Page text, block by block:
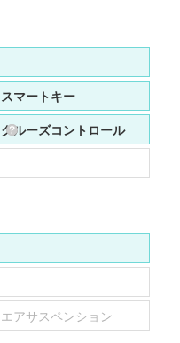
スマートキー
クルーズコントロール
エアサスペンション